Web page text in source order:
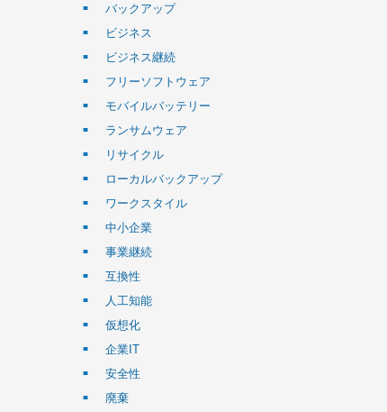
バックアップ
ビジネス
ビジネス継続
フリーソフトウェア
モバイルバッテリー
ランサムウェア
リサイクル
ローカルバックアップ
ワークスタイル
中小企業
事業継続
互換性
人工知能
仮想化
企業IT
安全性
廃棄